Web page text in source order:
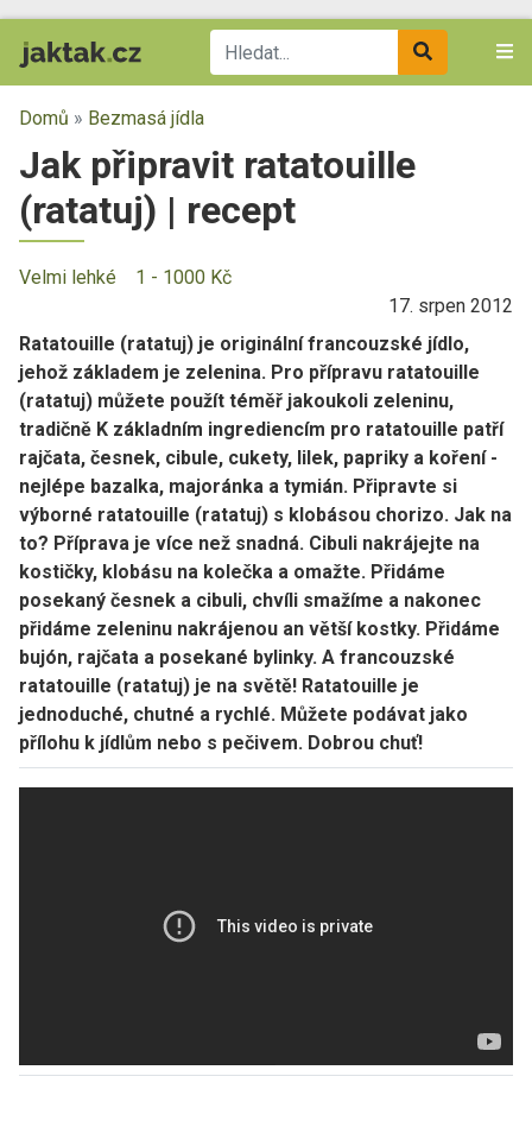
Domů » Bezmasá jídla
Jak připravit ratatouille
(ratatuj) | recept
Velmi lehké
1 - 1000 Kč
17. srpen 2012
Ratatouille (ratatuj) je originální francouzské jídlo,
jehož základem je zelenina. Pro přípravu ratatouille
(ratatuj) můžete použít téměř jakoukoli zeleninu,
tradičně K základním ingrediencím pro ratatouille patří
rajčata, česnek, cibule, cukety, lilek, papriky a koření -
nejlépe bazalka, majoránka a tymián. Připravte si
výborné ratatouille (ratatuj) s klobásou chorizo. Jak na
to? Příprava je více než snadná. Cibuli nakrájejte na
kostičky, klobásu na kolečka a omažte. Přidáme
posekaný česnek a cibuli, chvíli smažíme a nakonec
přidáme zeleninu nakrájenou an větší kostky. Přidáme
bujón, rajčata a posekané bylinky. A francouzské
ratatouille (ratatuj) je na světě! Ratatouille je
jednoduché, chutné a rychlé. Můžete podávat jako
přílohu k jídlům nebo s pečivem. Dobrou chuť!